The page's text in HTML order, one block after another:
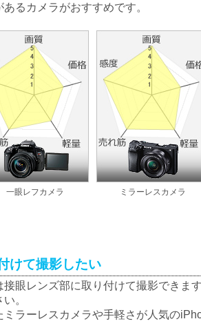
るカメラがおすすめです。
一眼レフカメラ ミラーレスカメラ
けて撮影したい
眼レンズ部に取り付けて撮影できま
。
ラーレスカメラや手軽さが人気の